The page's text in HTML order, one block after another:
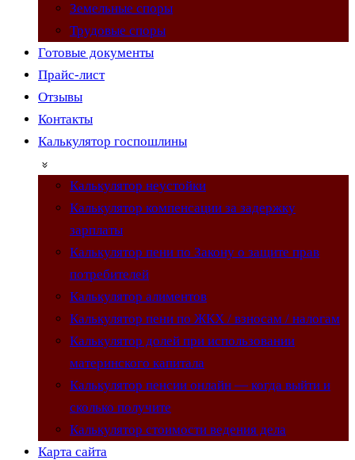
Земельные споры
Трудовые споры
Готовые документы
Прайс-лист
Отзывы
Контакты
Калькулятор госпошлины
Калькулятор неустойки
Калькулятор компенсации за задержку
зарплаты
Калькулятор пени по Закону о защите прав
потребителей
Калькулятор алиментов
Калькулятор пени по ЖКХ / взносам / налогам
Калькулятор долей при использовании
материнского капитала
Калькулятор пенсии онлайн — когда выйти и
сколько получите
Калькулятор стоимости ведения дела
Карта сайта